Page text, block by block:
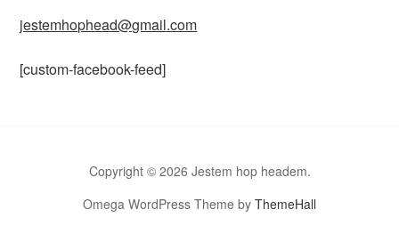
jestemhophead@gmail.com
[custom-facebook-feed]
Copyright © 2026 Jestem hop headem.
Omega WordPress Theme by ThemeHall